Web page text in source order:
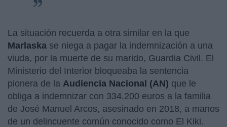
La situación recuerda a otra similar en la que
Marlaska se niega a pagar la indemnización a una
viuda, por la muerte de su marido, Guardia Civil. El
Ministerio del Interior bloqueaba la sentencia
pionera de la Audiencia Nacional (AN) que le
obliga a indemnizar con 334.200 euros a la familia
de José Manuel Arcos, asesinado en 2018, a manos
de un delincuente común conocido como El Kiki.